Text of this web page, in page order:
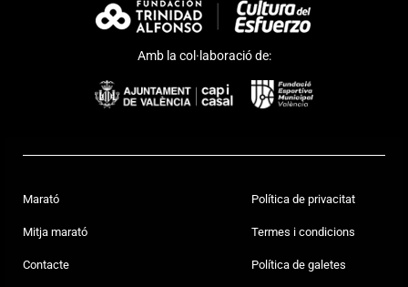
Amb la col·laboració de:
Marató
Mitja marató
Contacte
Política de privacitat
Termes i condicions
Política de galetes